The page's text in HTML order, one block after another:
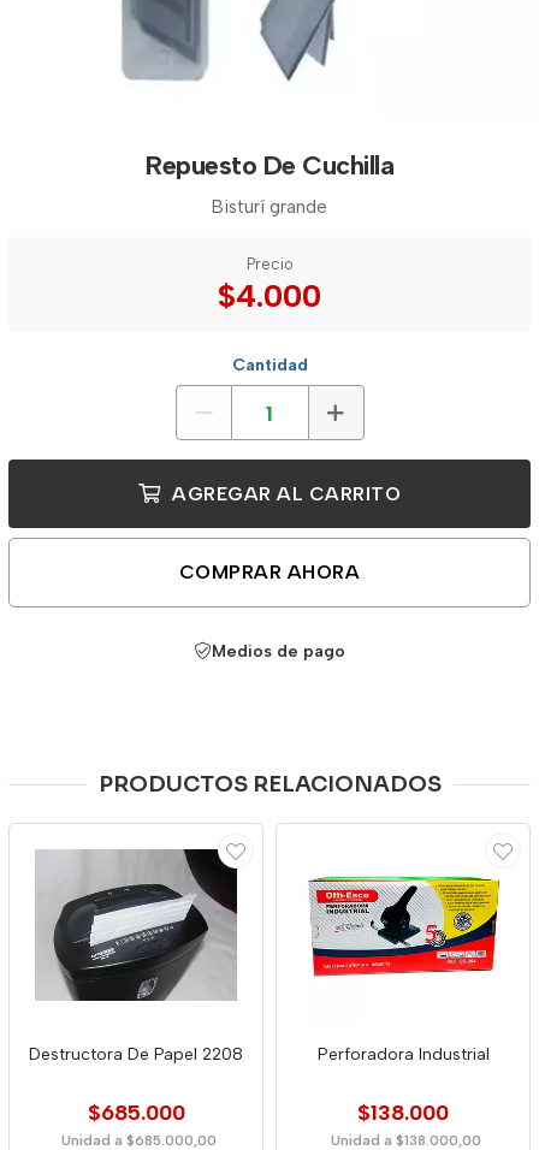
Repuesto De Cuchilla
Bisturí grande
Precio
$4.000
Cantidad
AGREGAR AL CARRITO
COMPRAR AHORA
Medios de pago
PRODUCTOS RELACIONADOS
Destructora De Papel 2208
$685.000
Unidad a $685.000,00
Perforadora Industrial
$138.000
Unidad a $138.000,00